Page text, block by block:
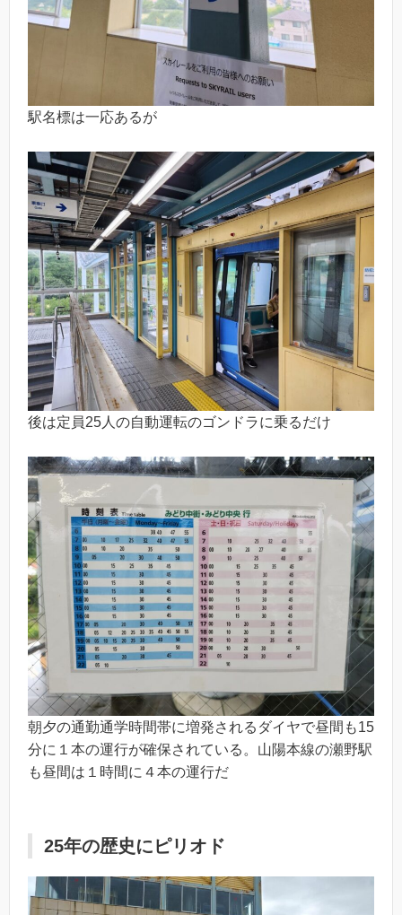
駅名標は一応あるが
後は定員25人の自動運転のゴンドラに乗るだけ
朝夕の通勤通学時間帯に増発されるダイヤで昼間も15
分に１本の運行が確保されている。山陽本線の瀬野駅
も昼間は１時間に４本の運行だ
25年の歴史にピリオド